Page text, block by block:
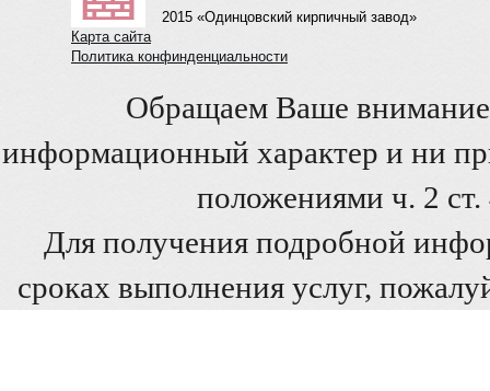
2015 «Одинцовский кирпичный завод»
Карта сайта
Политика конфинденциальности
Обращаем Ваше внимание
информационный характер и ни
положениями ч. 2
Для получения подробной
сроках выполнения услуг,